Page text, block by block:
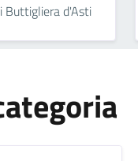
Buttigliera d'Asti